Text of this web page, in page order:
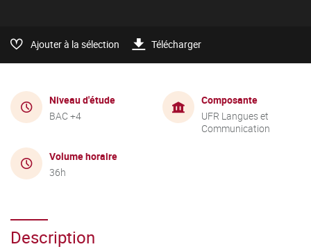
Ajouter à la sélection Télécharger
Niveau d'étude
BAC +4
Composante
UFR Langues et
Communication
Volume horaire
36h
Description